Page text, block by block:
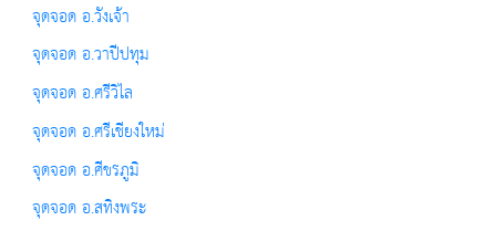
จุดจอด อ.วังเจ้า
จุดจอด อ.วาปีปทุม
จุดจอด อ.ศรีวิไล
จุดจอด อ.ศรีเชียงใหม่
จุดจอด อ.ศีขรภูมิ
จุดจอด อ.สทิงพระ